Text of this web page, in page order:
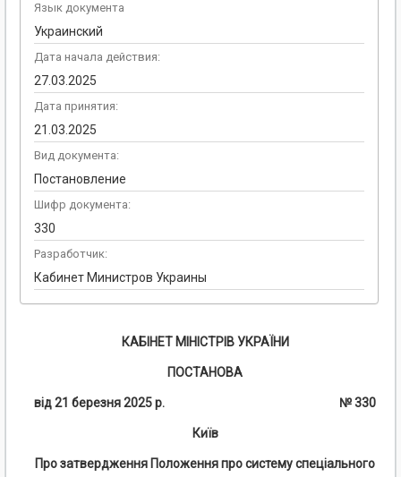
Язык документа
Украинский
Дата начала действия:
27.03.2025
Дата принятия:
21.03.2025
Вид документа:
Постановление
Шифр документа:
330
Разработчик:
Кабинет Министров Украины
КАБІНЕТ МІНІСТРІВ УКРАЇНИ
ПОСТАНОВА
від 21 березня 2025 р. № 330
Київ
Про затвердження Положення про систему спеціального